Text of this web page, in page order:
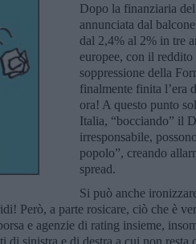
Dopo la finanziaria
annunciata dal
dal 2,4% al 2% in tre
europee, con il
soppressione della
finalmente finita l’era
ora! A questo punto
Italia, “bocciando” il
irresponsabile,
popolo”, creando
spread.
Si può anche
Però, a parte rosicare, ciò che è
e agenzie di rating insieme,
di sinistra e di destra a cui non resta